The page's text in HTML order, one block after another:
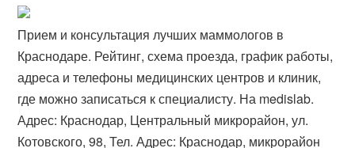
Прием и консультация лучших маммологов в
Краснодаре. Рейтинг, схема проезда, график работы,
адреса и телефоны медицинских центров и клиник,
где можно записаться к специалисту. На medislab.
Адрес: Краснодар, Центральный микрорайон, ул.
Котовского, 98, Тел. Адрес: Краснодар, микрорайон